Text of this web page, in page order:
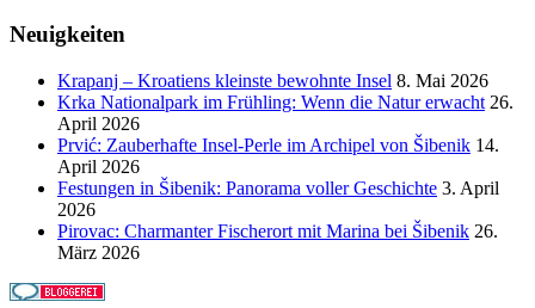
Neuigkeiten
Krapanj – Kroatiens kleinste bewohnte Insel 8. Mai 2026
Krka Nationalpark im Frühling: Wenn die Natur erwacht 26.
April 2026
Prvić: Zauberhafte Insel-Perle im Archipel von Šibenik 14.
April 2026
Festungen in Šibenik: Panorama voller Geschichte 3. April
2026
Pirovac: Charmanter Fischerort mit Marina bei Šibenik 26.
März 2026